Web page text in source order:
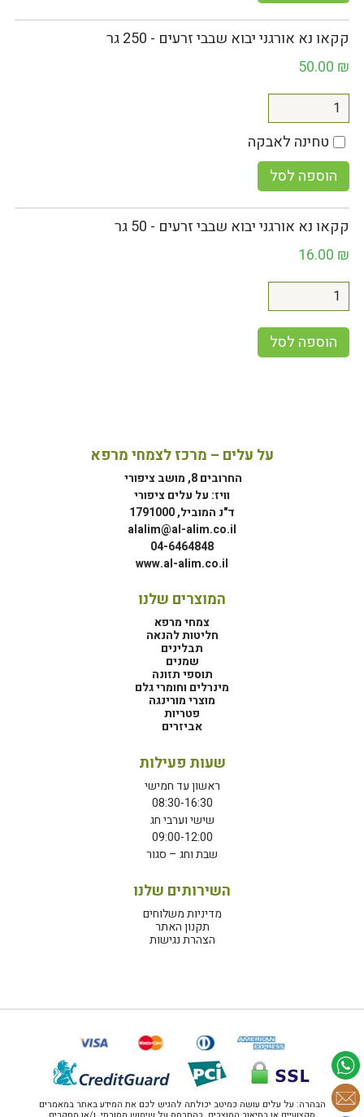
קקאו נא אורגני יבוא שבבי זרעים - 250 גר
50.00 ₪
טחינה לאבקה
הוספה לסל
קקאו נא אורגני יבוא שבבי זרעים - 50 גר
16.00 ₪
הוספה לסל
על עלים – מרכז לצמחי מרפא
החרובים 8, מושב ציפורי
וויז: על עלים ציפורי
ד"נ המוביל, 1791000
alalim@al-alim.co.il
04-6464848
www.al-alim.co.il
המוצרים שלנו
צמחי מרפא
חליטות להנאה
תבלינים
שמנים
תוספי תזונה
מינרלים וחומרי גלם
מוצרי מורינגה
פטריות
אביזרים
שעות פעילות
ראשון עד חמישי
08:30-16:30
שישי וערבי חג
09:00-12:00
שבת וחג – סגור
השירותים שלנו
מדיניות משלוחים
תקנון האתר
הצהרת נגישות
הבהרה: על עלים עושה כמיטב יכולתה להגיש לכם את המידע באתר במאמרים